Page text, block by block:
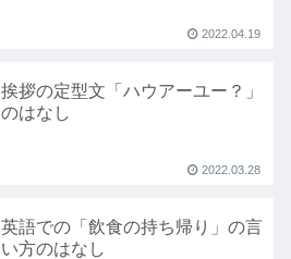
2022.04.19
挨拶の定型文「ハウアーユー？」
のはなし
2022.03.28
英語での「飲食の持ち帰り」の言
い方のはなし